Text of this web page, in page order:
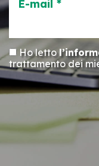
E-mail *
Ho letto
trattamento dei